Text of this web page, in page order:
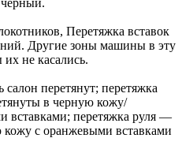
Перетяжка вставок
Другие зоны машины в эту
не касались.
перетянут; перетяжка
в черную кожу/
вставками; перетяжка руля —
кожу с оранжевыми вставками